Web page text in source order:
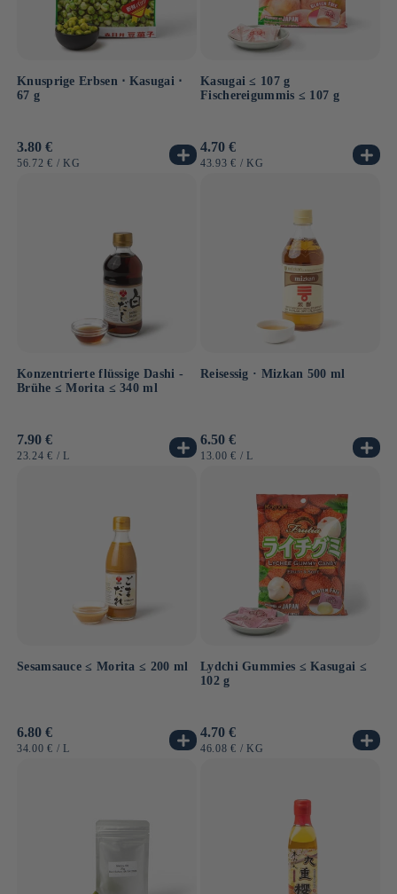
Knusprige Erbsen ⋅ Kasugai ⋅
67 g
Normaler
Preis
3.80 €
GRUNDPREIS
56.72 € / PRO
KG
Kasugai ≤ 107 g
Fischereigummis ≤ 107 g
Normaler
Preis
4.70 €
GRUNDPREIS
43.93 € / PRO
KG
Konzentrierte flüssige Dashi -
Brühe ≤ Morita ≤ 340 ml
Normaler
Preis
7.90 €
GRUNDPREIS
23.24 € / PRO
L
Reisessig · Mizkan 500 ml
Normaler
Preis
6.50 €
GRUNDPREIS
13.00 € / PRO
L
Sesamsauce ≤ Morita ≤ 200 ml
Normaler
Preis
6.80 €
GRUNDPREIS
34.00 € / PRO
L
Lydchi Gummies ≤ Kasugai ≤
102 g
Normaler
Preis
4.70 €
GRUNDPREIS
46.08 € / PRO
KG